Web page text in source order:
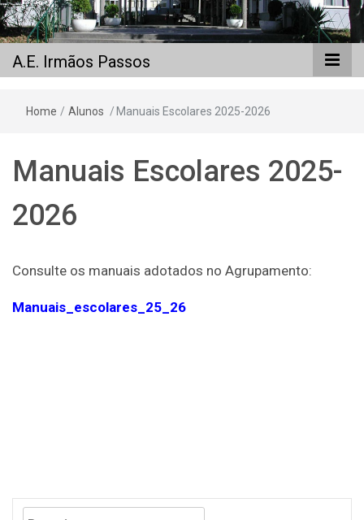
A.E. Irmãos Passos
Home / Alunos / Manuais Escolares 2025-2026
Manuais Escolares 2025-
2026
Consulte os manuais adotados no Agrupamento:
Manuais_escolares_25_26
Pesquisar